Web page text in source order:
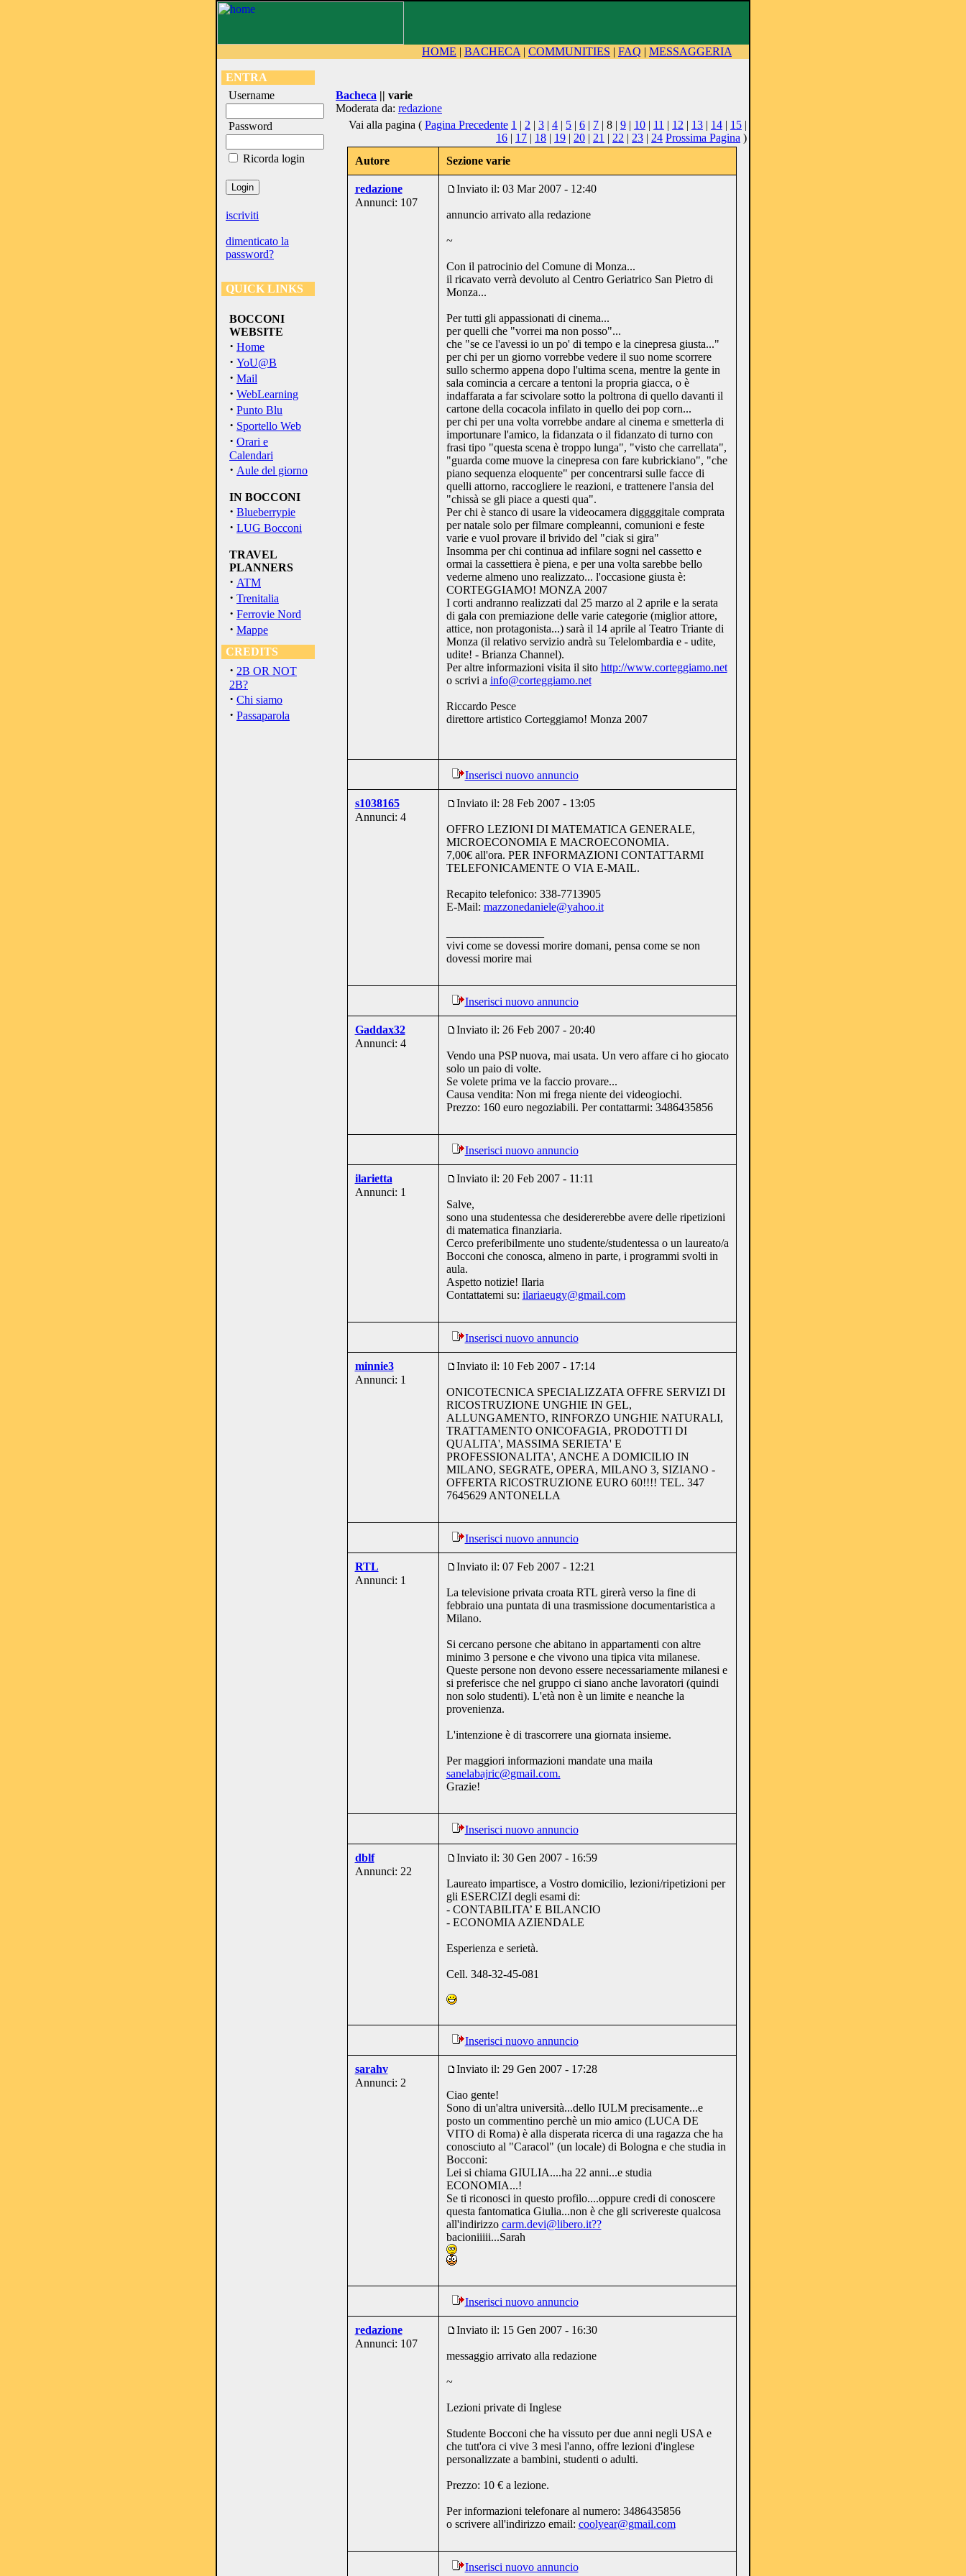
HOME | BACHECA | COMMUNITIES | FAQ | MESSAGGERIA
ENTRA
Username
Password
Ricorda login
iscriviti
dimenticato la
password?
QUICK LINKS
BOCCONI
WEBSITE
· Home
· YoU@B
· Mail
· WebLearning
· Punto Blu
· Sportello Web
· Orari e
Calendari
· Aule del giorno
IN BOCCONI
· Blueberrypie
· LUG Bocconi
TRAVEL
PLANNERS
· ATM
· Trenitalia
· Ferrovie Nord
· Mappe
CREDITS
· 2B OR NOT
2B?
· Chi siamo
· Passaparola
Bacheca || varie
Moderata da: redazione
Vai alla pagina ( Pagina Precedente 1 | 2 | 3 | 4 | 5 | 6 | 7 | 8 | 9 | 10 | 11 | 12 | 13 | 14 | 15 |
16 | 17 | 18 | 19 | 20 | 21 | 22 | 23 | 24 Prossima Pagina )
Autore
Sezione varie
redazione
Annunci: 107
Inviato il: 03 Mar 2007 - 12:40
annuncio arrivato alla redazione
~
Con il patrocinio del Comune di Monza...
il ricavato verrà devoluto al Centro Geriatrico San Pietro di
Monza...
Per tutti gli appassionati di cinema...
per quelli che "vorrei ma non posso"...
che "se ce l'avessi io un po' di tempo e la cinepresa giusta..."
per chi per un giorno vorrebbe vedere il suo nome scorrere
sullo schermo appena dopo l'ultima scena, mentre la gente in
sala comincia a cercare a tentoni la propria giacca, o è
indaffarata a far scivolare sotto la poltrona di quello davanti il
cartone della cocacola infilato in quello dei pop corn...
per chi per una volta vorrebbe andare al cinema e smetterla di
importunare l'amico, la fidanzata o il fidanzato di turno con
frasi tipo "questa scena è troppo lunga", "visto che carrellata",
"guarda come muove la cinepresa con fare kubrickiano", "che
piano sequenza eloquente" per concentrarsi sulle facce di
quelli attorno, raccogliere le reazioni, e trattenere l'ansia del
"chissà se gli piace a questi qua".
Per chi è stanco di usare la videocamera diggggitale comprata
per natale solo per filmare compleanni, comunioni e feste
varie e vuol provare il brivido del "ciak si gira"
Insomma per chi continua ad infilare sogni nel cassetto e
ormai la cassettiera è piena, e per una volta sarebbe bello
vederne almeno uno realizzato... l'occasione giusta è:
CORTEGGIAMO! MONZA 2007
I corti andranno realizzati dal 25 marzo al 2 aprile e la serata
di gala con premiazione delle varie categorie (miglior attore,
attice, non protagonista...) sarà il 14 aprile al Teatro Triante di
Monza (il relativo servizio andrà su Telelombardia e - udite,
udite! - Brianza Channel).
Per altre informazioni visita il sito http://www.corteggiamo.net
o scrivi a info@corteggiamo.net
Riccardo Pesce
direttore artistico Corteggiamo! Monza 2007
Inserisci nuovo annuncio
s1038165
Annunci: 4
Inviato il: 28 Feb 2007 - 13:05
OFFRO LEZIONI DI MATEMATICA GENERALE,
MICROECONOMIA E MACROECONOMIA.
7,00€ all'ora. PER INFORMAZIONI CONTATTARMI
TELEFONICAMENTE O VIA E-MAIL.
Recapito telefonico: 338-7713905
E-Mail: mazzonedaniele@yahoo.it
vivi come se dovessi morire domani, pensa come se non
dovessi morire mai
Inserisci nuovo annuncio
Gaddax32
Annunci: 4
Inviato il: 26 Feb 2007 - 20:40
Vendo una PSP nuova, mai usata. Un vero affare ci ho giocato
solo un paio di volte.
Se volete prima ve la faccio provare...
Causa vendita: Non mi frega niente dei videogiochi.
Prezzo: 160 euro negoziabili. Per contattarmi: 3486435856
Inserisci nuovo annuncio
ilarietta
Annunci: 1
Inviato il: 20 Feb 2007 - 11:11
Salve,
sono una studentessa che desidererebbe avere delle ripetizioni
di matematica finanziaria.
Cerco preferibilmente uno studente/studentessa o un laureato/a
Bocconi che conosca, almeno in parte, i programmi svolti in
aula.
Aspetto notizie! Ilaria
Contattatemi su: ilariaeugy@gmail.com
Inserisci nuovo annuncio
minnie3
Annunci: 1
Inviato il: 10 Feb 2007 - 17:14
ONICOTECNICA SPECIALIZZATA OFFRE SERVIZI DI
RICOSTRUZIONE UNGHIE IN GEL,
ALLUNGAMENTO, RINFORZO UNGHIE NATURALI,
TRATTAMENTO ONICOFAGIA, PRODOTTI DI
QUALITA', MASSIMA SERIETA' E
PROFESSIONALITA', ANCHE A DOMICILIO IN
MILANO, SEGRATE, OPERA, MILANO 3, SIZIANO -
OFFERTA RICOSTRUZIONE EURO 60!!!! TEL. 347
7645629 ANTONELLA
Inserisci nuovo annuncio
RTL
Annunci: 1
Inviato il: 07 Feb 2007 - 12:21
La televisione privata croata RTL girerà verso la fine di
febbraio una puntata di una trasmissione documentaristica a
Milano.
Si cercano persone che abitano in appartamenti con altre
minimo 3 persone e che vivono una tipica vita milanese.
Queste persone non devono essere necessariamente milanesi e
si preferisce che nel gruppo ci siano anche lavoratori (quindi
non solo studenti). L'età non è un limite e neanche la
provenienza.
L'intenzione è di trascorrere una giornata insieme.
Per maggiori informazioni mandate una maila
sanelabajric@gmail.com.
Grazie!
Inserisci nuovo annuncio
dblf
Annunci: 22
Inviato il: 30 Gen 2007 - 16:59
Laureato impartisce, a Vostro domicilio, lezioni/ripetizioni per
gli ESERCIZI degli esami di:
- CONTABILITA’ E BILANCIO
- ECONOMIA AZIENDALE
Esperienza e serietà.
Cell. 348-32-45-081
Inserisci nuovo annuncio
sarahv
Annunci: 2
Inviato il: 29 Gen 2007 - 17:28
Ciao gente!
Sono di un'altra università...dello IULM precisamente...e
posto un commentino perchè un mio amico (LUCA DE
VITO di Roma) è alla disperata ricerca di una ragazza che ha
conosciuto al "Caracol" (un locale) di Bologna e che studia in
Bocconi:
Lei si chiama GIULIA....ha 22 anni...e studia
ECONOMIA...!
Se ti riconosci in questo profilo....oppure credi di conoscere
questa fantomatica Giulia...non è che gli scrivereste qualcosa
all'indirizzo carm.devi@libero.it??
bacioniiiii...Sarah
Inserisci nuovo annuncio
redazione
Annunci: 107
Inviato il: 15 Gen 2007 - 16:30
messaggio arrivato alla redazione
~
Lezioni private di Inglese
Studente Bocconi che ha vissuto per due anni negli USA e
che tutt'ora ci vive 3 mesi l'anno, offre lezioni d'inglese
personalizzate a bambini, studenti o adulti.
Prezzo: 10 € a lezione.
Per informazioni telefonare al numero: 3486435856
o scrivere all'indirizzo email: coolyear@gmail.com
Inserisci nuovo annuncio